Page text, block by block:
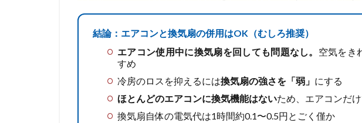
結論：エアコンと換気扇の併用はOK（むしろ推奨）
エアコン使用中に換気扇を回しても問題なし。 空気をき
すめ
冷房のロスを抑えるには換気扇の強さを「弱」 にする
ほとんどのエアコンに換気機能はないため、エアコンだ
換気扇自体の電気代は1時間約0.1〜0.5円とごく僅か